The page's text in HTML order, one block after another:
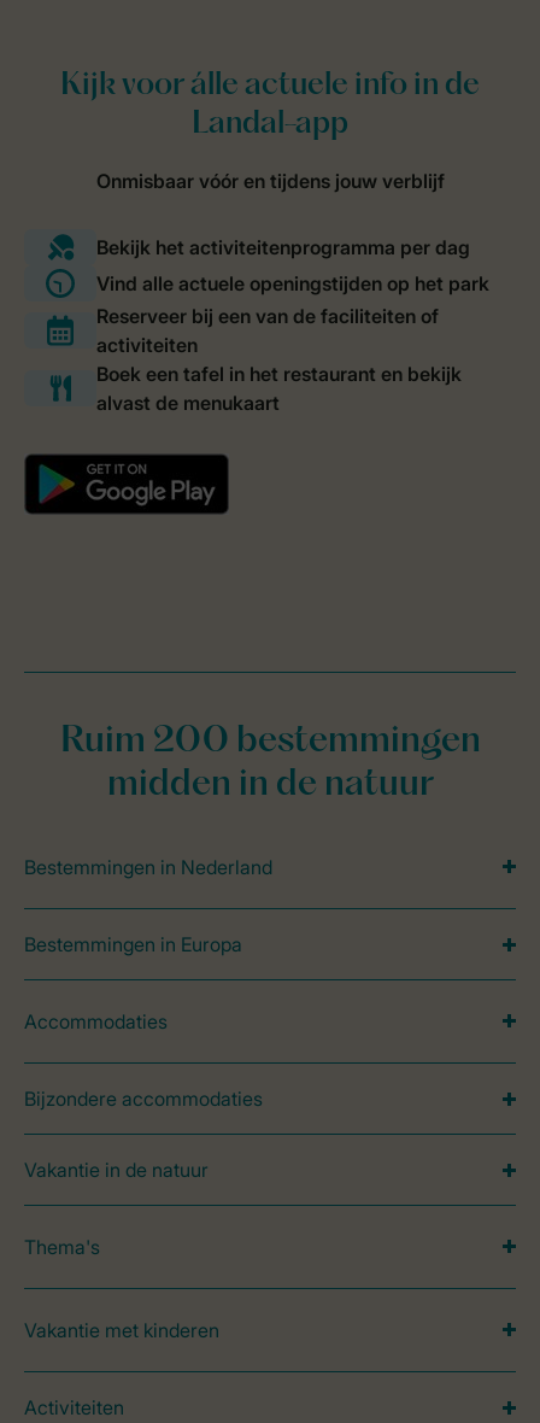
Ruim 200 bestemmingen
midden in de natuur
Bestemmingen in Nederland
Bestemmingen in Europa
Accommodaties
Bijzondere accommodaties
Vakantie in de natuur
Thema's
Vakantie met kinderen
Activiteiten